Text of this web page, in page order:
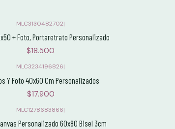
MLC3130482702|
+ Foto, Portaretrato Personalizado
$18.500
MLC3234196826|
Y Foto 40x60 Cm Personalizados
$17.900
MLC1278683866|
Personalizado 60x80 Bisel 3cm